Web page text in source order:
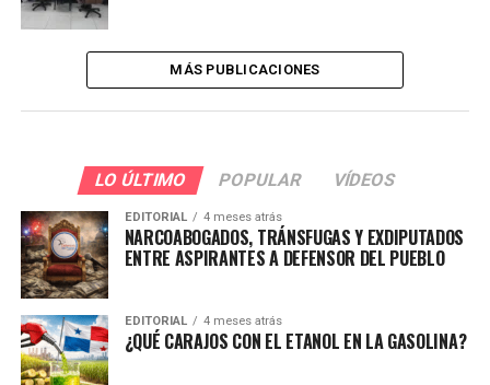
MÁS PUBLICACIONES
LO ÚLTIMO POPULAR VÍDEOS
EDITORIAL 4 meses atrás
NARCOABOGADOS, TRÁNSFUGAS Y EXDIPUTADOS
ENTRE ASPIRANTES A DEFENSOR DEL PUEBLO
EDITORIAL 4 meses atrás
¿QUÉ CARAJOS CON EL ETANOL EN LA GASOLINA?